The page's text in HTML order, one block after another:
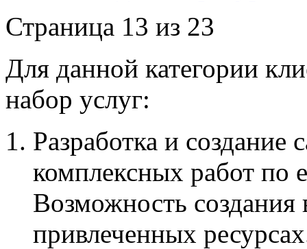
Страница 13 из 23
Для данной категории
набор услуг:
Разработка и создание
комплексных работ по
Возможность создания
привлеченных